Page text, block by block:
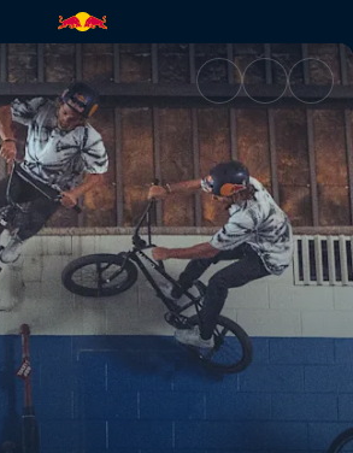
des Sieges | Red